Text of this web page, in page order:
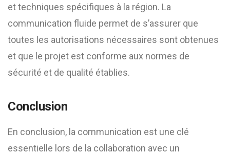
et techniques spécifiques à la région. La
communication fluide permet de s’assurer que
toutes les autorisations nécessaires sont obtenues
et que le projet est conforme aux normes de
sécurité et de qualité établies.
Conclusion
En conclusion, la communication est une clé
essentielle lors de la collaboration avec un